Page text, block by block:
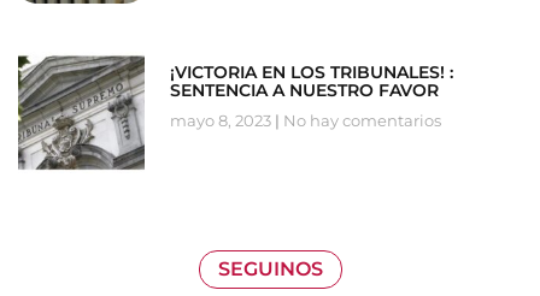
¡VICTORIA EN LOS TRIBUNALES! :
SENTENCIA A NUESTRO FAVOR
mayo 8, 2023 No hay comentarios
SEGUINOS